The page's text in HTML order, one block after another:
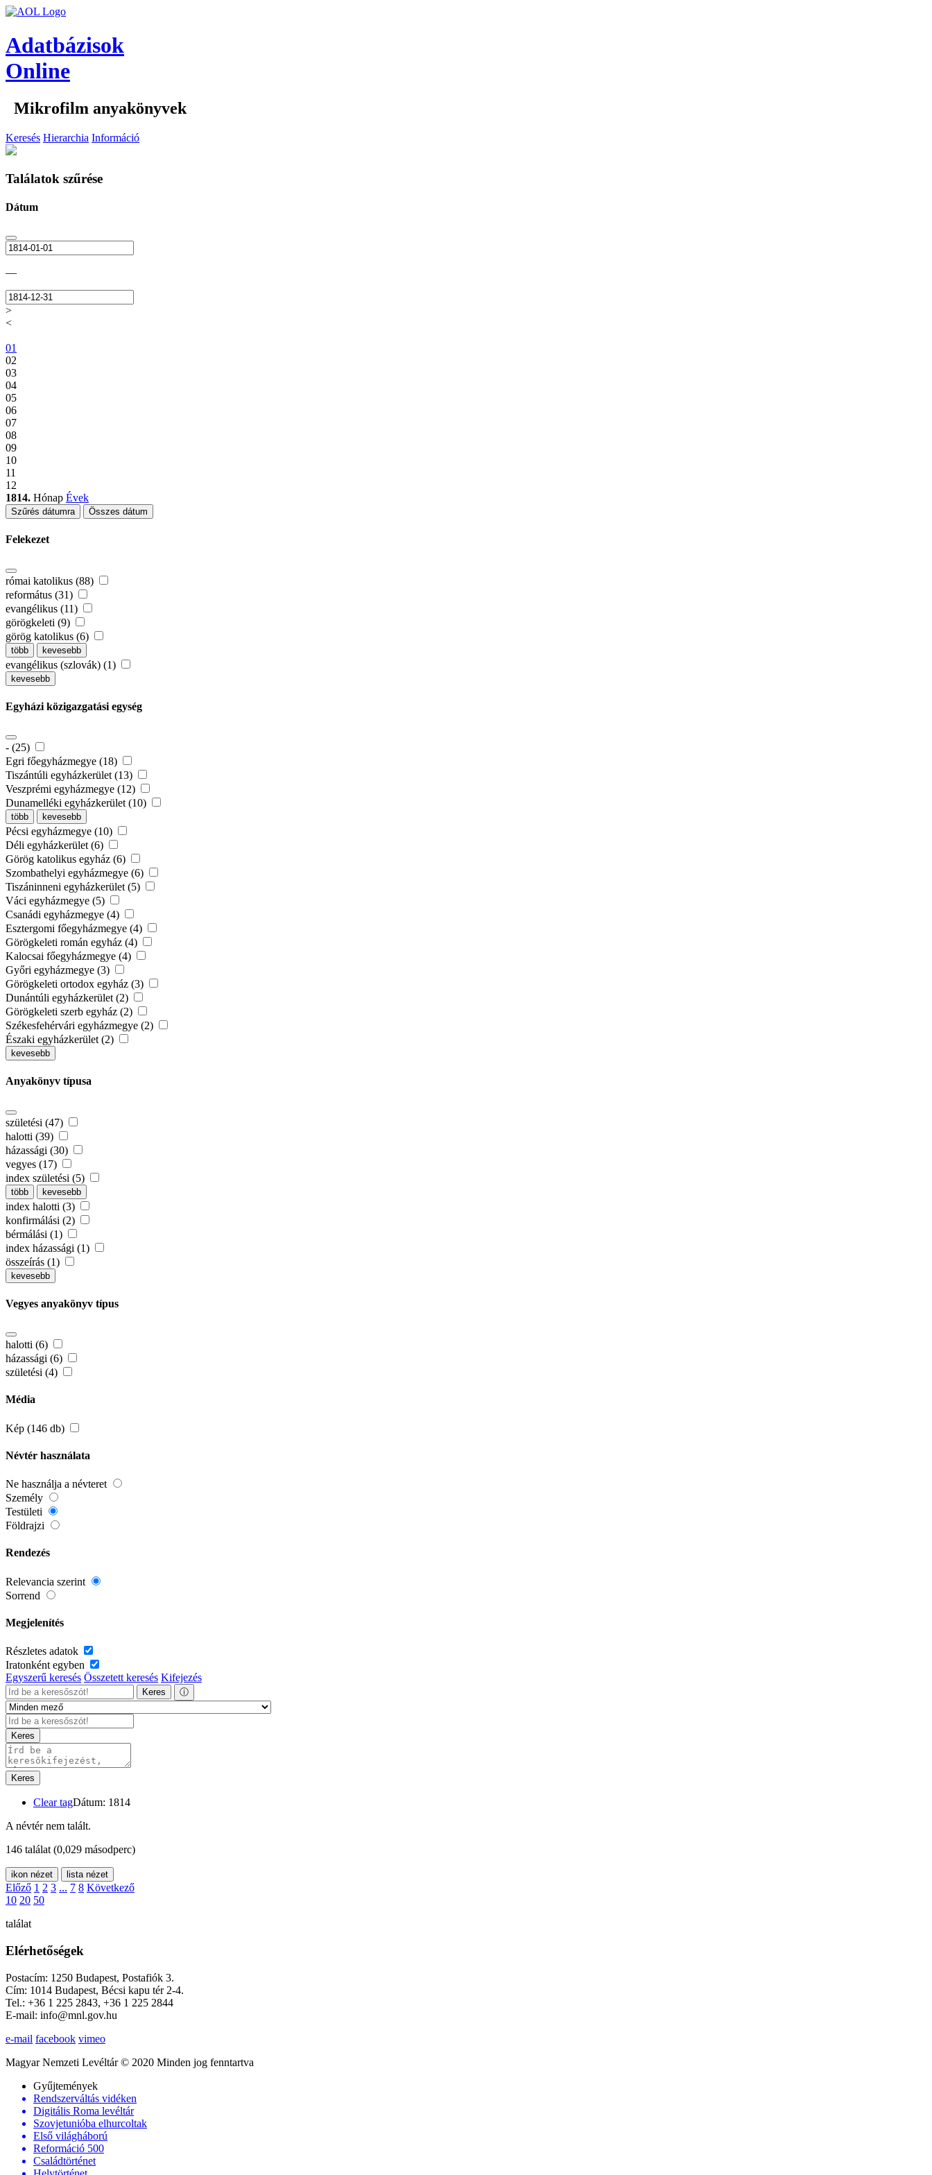
Adatbázisok
Online
Mikrofilm anyakönyvek
Keresés Hierarchia Információ
Találatok szűrése
Dátum
—
>
<
01
02
03
04
05
06
07
08
09
10
11
12
1814. Hónap Évek
Szűrés dátumra Összes dátum
Felekezet
római katolikus (88)
református (31)
evangélikus (11)
görögkeleti (9)
görög katolikus (6)
több kevesebb
evangélikus (szlovák) (1)
kevesebb
Egyházi közigazgatási egység
- (25)
Egri főegyházmegye (18)
Tiszántúli egyházkerület (13)
Veszprémi egyházmegye (12)
Dunamelléki egyházkerület (10)
több kevesebb
Pécsi egyházmegye (10)
Déli egyházkerület (6)
Görög katolikus egyház (6)
Szombathelyi egyházmegye (6)
Tiszáninneni egyházkerület (5)
Váci egyházmegye (5)
Csanádi egyházmegye (4)
Esztergomi főegyházmegye (4)
Görögkeleti román egyház (4)
Kalocsai főegyházmegye (4)
Győri egyházmegye (3)
Görögkeleti ortodox egyház (3)
Dunántúli egyházkerület (2)
Görögkeleti szerb egyház (2)
Székesfehérvári egyházmegye (2)
Északi egyházkerület (2)
kevesebb
Anyakönyv típusa
születési (47)
halotti (39)
házassági (30)
vegyes (17)
index születési (5)
több kevesebb
index halotti (3)
konfirmálási (2)
bérmálási (1)
index házassági (1)
összeírás (1)
kevesebb
Vegyes anyakönyv típus
halotti (6)
házassági (6)
születési (4)
Média
Kép (146 db)
Névtér használata
Ne használja a névteret
Személy
Testületi
Földrajzi
Rendezés
Relevancia szerint
Sorrend
Megjelenítés
Részletes adatok
Iratonként egyben
Egyszerű keresés Összetett keresés Kifejezés
Keres ⓘ
Keres
Keres
Clear tagDátum: 1814
A névtér nem talált.
146 találat (0,029 másodperc)
ikon nézet lista nézet
Előző 1 2 3 ... 7 8 Következő
10 20 50
találat
Elérhetőségek
Postacím: 1250 Budapest, Postafiók 3.
Cím: 1014 Budapest, Bécsi kapu tér 2-4.
Tel.: +36 1 225 2843, +36 1 225 2844
E-mail: info@mnl.gov.hu
e-mail facebook vimeo
Magyar Nemzeti Levéltár © 2020 Minden jog fenntartva
Gyűjtemények
Rendszerváltás vidéken
Digitális Roma levéltár
Szovjetunióba elhurcoltak
Első világháború
Reformáció 500
Családtörténet